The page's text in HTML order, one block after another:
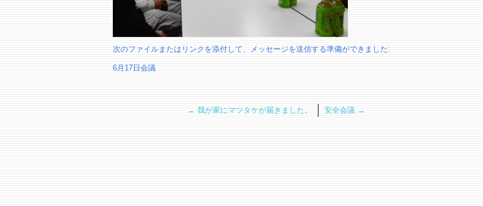
次のファイルまたはリンクを添付して、メッセージを送信する準備ができました:
6月17日会議
← 我が家にマツタケが届きました。 安全会議 →